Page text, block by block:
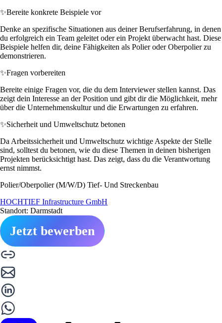
✨Bereite konkrete Beispiele vor
Denke an spezifische Situationen aus deiner Berufserfahrung, in denen
du erfolgreich ein Team geleitet oder ein Projekt überwacht hast. Diese
Beispiele helfen dir, deine Fähigkeiten als Polier oder Oberpolier zu
demonstrieren.
✨Fragen vorbereiten
Bereite einige Fragen vor, die du dem Interviewer stellen kannst. Das
zeigt dein Interesse an der Position und gibt dir die Möglichkeit, mehr
über die Unternehmenskultur und die Erwartungen zu erfahren.
✨Sicherheit und Umweltschutz betonen
Da Arbeitssicherheit und Umweltschutz wichtige Aspekte der Stelle
sind, solltest du betonen, wie du diese Themen in deinen bisherigen
Projekten berücksichtigt hast. Das zeigt, dass du die Verantwortung
ernst nimmst.
Polier/Oberpolier (M/W/D) Tief- Und Streckenbau
HOCHTIEF Infrastructure GmbH
Standort: Darmstadt
Jetzt bewerben